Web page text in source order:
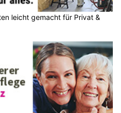
leicht gemacht für Privat &